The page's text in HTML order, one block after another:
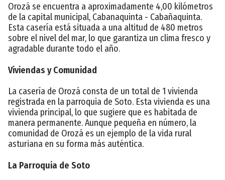
Orozá se encuentra a aproximadamente 4,00 kilómetros
de la capital municipal, Cabanaquinta - Cabañaquinta.
Esta casería está situada a una altitud de 480 metros
sobre el nivel del mar, lo que garantiza un clima fresco y
agradable durante todo el año.
Viviendas y Comunidad
La casería de Orozá consta de un total de 1 vivienda
registrada en la parroquia de Soto. Esta vivienda es una
vivienda principal, lo que sugiere que es habitada de
manera permanente. Aunque pequeña en número, la
comunidad de Orozá es un ejemplo de la vida rural
asturiana en su forma más auténtica.
La Parroquia de Soto